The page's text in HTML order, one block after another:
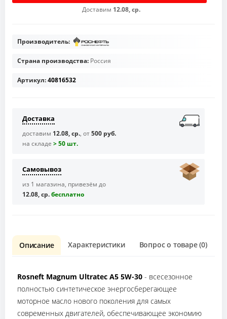
Доставим 12.08, ср.
Производитель:
Страна производства: Россия
Артикул:40816532
Доставка
доставим 12.08, ср., от500 руб.
на складе > 50 шт.
Самовывоз
из 1 магазина, привезём до
12.08, ср.бесплaтно
Описание Характеристики Вопрос о товаре (0)
Rosneft Magnum Ultratec A5 5W-30 - всесезонное
полностью синтетическое энергосберегающее
моторное масло нового поколения для самых
современных двигателей, обеспечивающее экономию